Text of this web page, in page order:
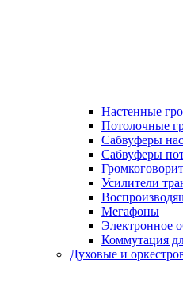
Настенные
Потолочные
Сабвуферы
Сабвуферы
Усилители
Мегафоны
Электронное
Коммутация
Духовые и